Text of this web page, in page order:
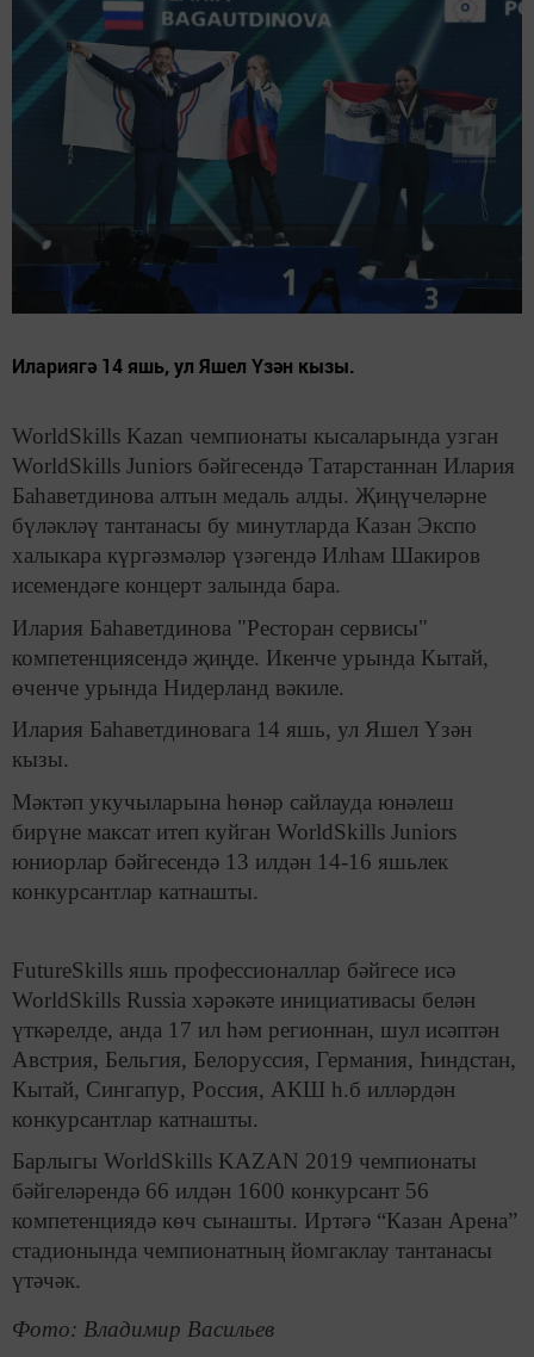
Илариягә 14 яшь, ул Яшел Үзән кызы.
WorldSkills Kazan чемпионаты кысаларында узган
WorldSkills Juniors бәйгесендә Татарстаннан Илария
Баһаветдинова алтын медаль алды. Җиңүчеләрне
бүләкләү тантанасы бу минутларда Казан Экспо
халыкара күргәзмәләр үзәгендә Илһам Шакиров
исемендәге концерт залында бара.
Илария Баһаветдинова "Ресторан сервисы"
компетенциясендә җиңде. Икенче урында Кытай,
өченче урында Нидерланд вәкиле.
Илария Баһаветдиновага 14 яшь, ул Яшел Үзән
кызы.
Мәктәп укучыларына һөнәр сайлауда юнәлеш
бирүне максат итеп куйган WorldSkills Juniors
юниорлар бәйгесендә 13 илдән 14-16 яшьлек
конкурсантлар катнашты.
FutureSkills яшь профессионаллар бәйгесе исә
WorldSkills Russia хәрәкәте инициативасы белән
үткәрелде, анда 17 ил һәм регионнан, шул исәптән
Австрия, Бельгия, Белоруссия, Германия, Һиндстан,
Кытай, Сингапур, Россия, АКШ һ.б илләрдән
конкурсантлар катнашты.
Барлыгы WorldSkills KAZAN 2019 чемпионаты
бәйгеләрендә 66 илдән 1600 конкурсант 56
компетенциядә көч сынашты. Иртәгә “Казан Арена”
стадионында чемпионатның йомгаклау тантанасы
үтәчәк.
Фото: Владимир Васильев